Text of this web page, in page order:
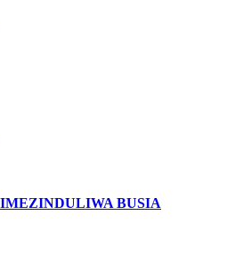
BUSIA